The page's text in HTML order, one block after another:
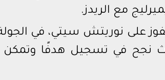
على نوريتش سيتي، في الجولة
حيث نجح في تسجيل هدفًا